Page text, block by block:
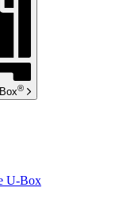
®
U-Box